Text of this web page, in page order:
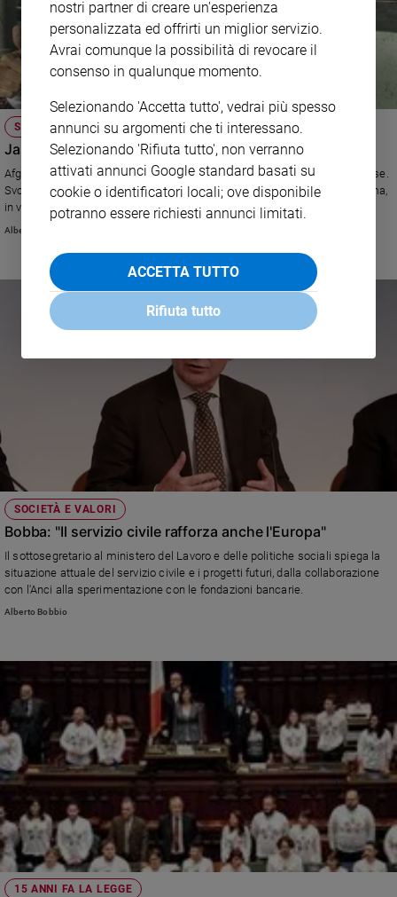
SOCIETÀ E VALORI
Jasari: "Ora voglio rendermi utile per l'Italia"
Afghano, Dast Mahammad Jasari ha avuto l'asilo politico nel nostro Paese.
Svolge il servizio civile presso il servizio dei Salesiani per i rifugiati a Roma,
in via Marsala, accanto alla stazione Termini. E spera di diventare
mediatore culturale.
Alberto Bobbio
SOCIETÀ E VALORI
Bobba: "Il servizio civile rafforza anche l'Europa"
Il sottosegretario al ministero del Lavoro e delle politiche sociali spiega la
situazione attuale del servizio civile e i progetti futuri, dalla collaborazione
con l'Anci alla sperimentazione con le fondazioni bancarie.
Alberto Bobbio
15 ANNI FA LA LEGGE
nostri partner di creare un'esperienza
personalizzata ed offrirti un miglior servizio.
Avrai comunque la possibilità di revocare il
consenso in qualunque momento.
Selezionando 'Accetta tutto', vedrai più spesso
annunci su argomenti che ti interessano.
Selezionando 'Rifiuta tutto', non verranno
attivati annunci Google standard basati su
cookie o identificatori locali; ove disponibile
potranno essere richiesti annunci limitati.
ACCETTA TUTTO
Rifiuta tutto